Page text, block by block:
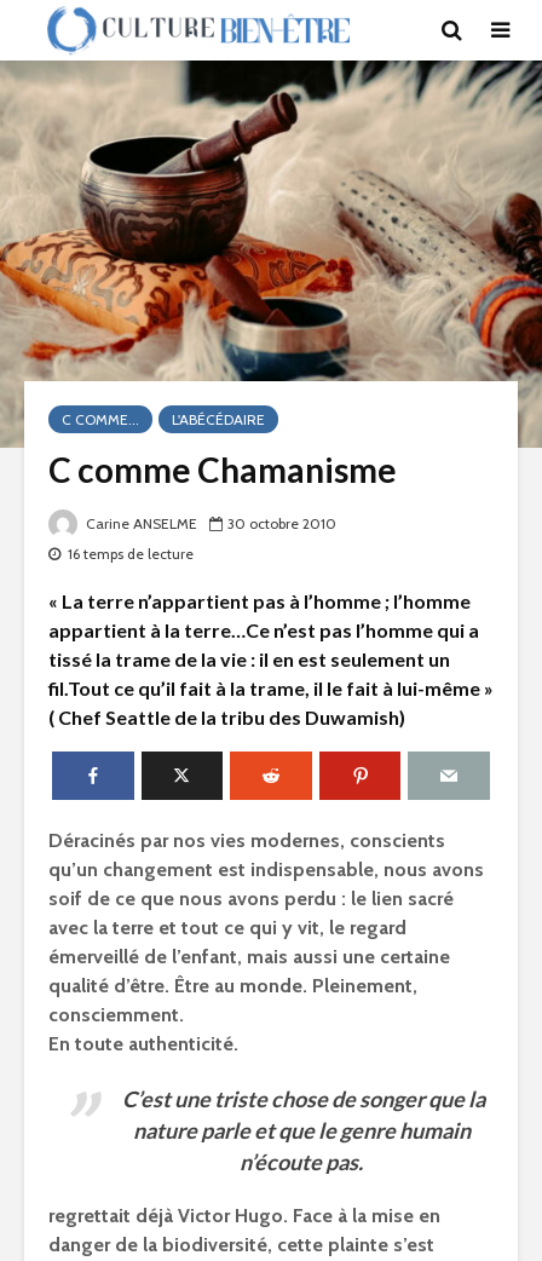
C COMME... L'ABÉCÉDAIRE
C comme Chamanisme
Carine ANSELME
30 octobre 2010
16 temps de lecture
« La terre n’appartient pas à l’homme ; l’homme
appartient à la terre…Ce n’est pas l’homme qui a
tissé la trame de la vie : il en est seulement un
fil.Tout ce qu’il fait à la trame, il le fait à lui-même »
( Chef Seattle de la tribu des Duwamish)
Déracinés par nos vies modernes, conscients
qu’un changement est indispensable, nous avons
soif de ce que nous avons perdu : le lien sacré
avec la terre et tout ce qui y vit, le regard
émerveillé de l’enfant, mais aussi une certaine
qualité d’être. Être au monde. Pleinement,
consciemment.
En toute authenticité.
C’est une triste chose de songer que la
nature parle et que le genre humain
n’écoute pas.
regrettait déjà Victor Hugo. Face à la mise en
danger de la biodiversité, cette plainte s’est